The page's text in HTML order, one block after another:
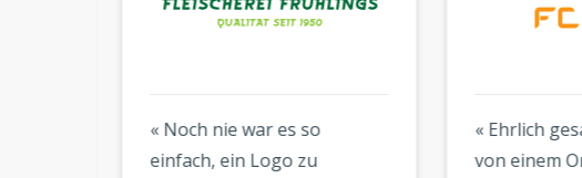
« Noch nie war es so
einfach, ein Logo zu
« Ehrlich
von einem